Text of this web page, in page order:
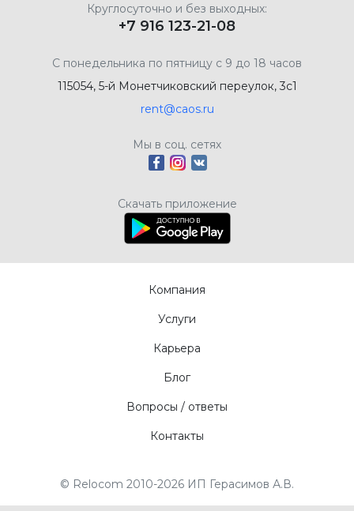
Круглосуточно и без выходных:
+7 916 123-21-08
С понедельника по пятницу с 9 до 18 часов
115054, 5-й Монетчиковский переулок, 3с1
rent@caos.ru
Мы в соц. сетях
Скачать приложение
Компания
Услуги
Карьера
Блог
Вопросы / ответы
Контакты
© Relocom 2010-2026 ИП Герасимов А.В.